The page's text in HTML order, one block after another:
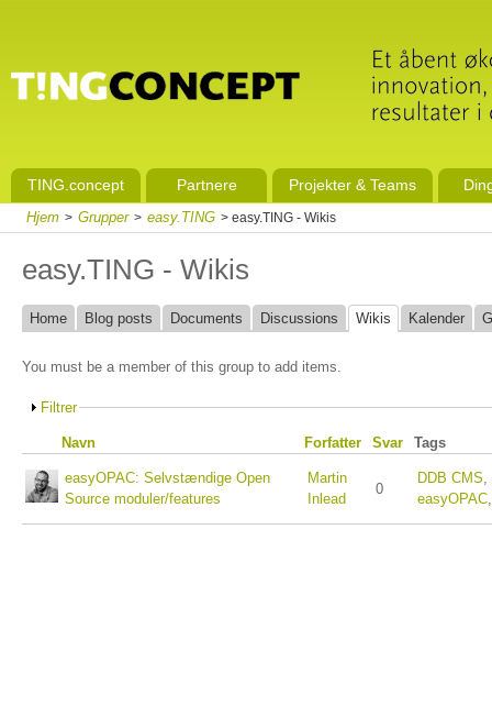
TING.concept Partnere Projekter & Teams
Hjem > Grupper > easy.TING > easy.TING - Wikis
easy.TING - Wikis
Home Blog posts Documents Discussions Wikis Kalender
You must be a member of this group to add items.
Filtrer
Navn Forfatter Svar Tags
easyOPAC: Selvstændige Open
Source moduler/features
Martin
Inlead
0
DDB CMS
easyOPAC